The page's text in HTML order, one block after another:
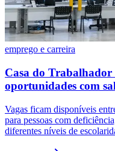
emprego e carreira
Casa do Trabalhador
oportunidades com
Vagas ficam disponíveis
para pessoas com
diferentes níveis de